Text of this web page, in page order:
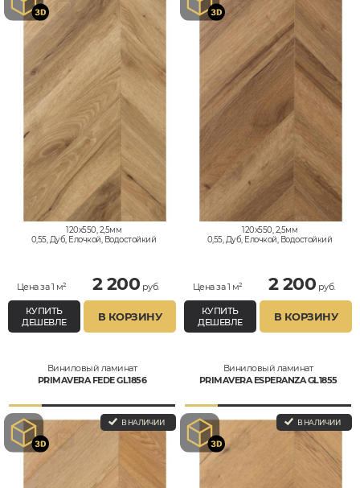
120x550, 2,5мм
0,55, Дуб, Елочкой, Водостойкий
Цена за 1 м² 2 200 руб.
КУПИТЬ
ДЕШЕВЛЕ
В КОРЗИНУ
120x550, 2,5мм
0,55, Дуб, Елочкой, Водостойкий
Цена за 1 м² 2 200 руб.
КУПИТЬ
ДЕШЕВЛЕ
В КОРЗИНУ
Виниловый ламинат
PRIMAVERA FEDE GL1856
В НАЛИЧИИ
Виниловый ламинат
PRIMAVERA ESPERANZA GL1855
В НАЛИЧИИ